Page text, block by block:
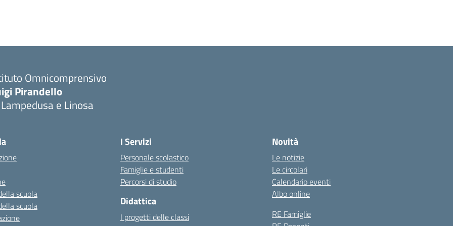
Omnicomprensivo
Pirandello
e Linosa
scuola
scuola
I Servizi
Personale scolastico
Famiglie e studenti
Percorsi di studio
Didattica
I progetti delle classi
Novità
Le notizie
Le circolari
Calendario eventi
Albo online
RE Famiglie